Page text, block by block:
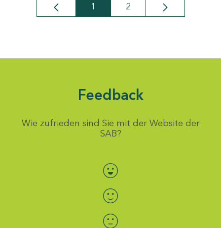
Seite
1 Seite
2
Feedback
Wie zufrieden sind Sie mit der Website der
SAB?
Bewertung auswählen